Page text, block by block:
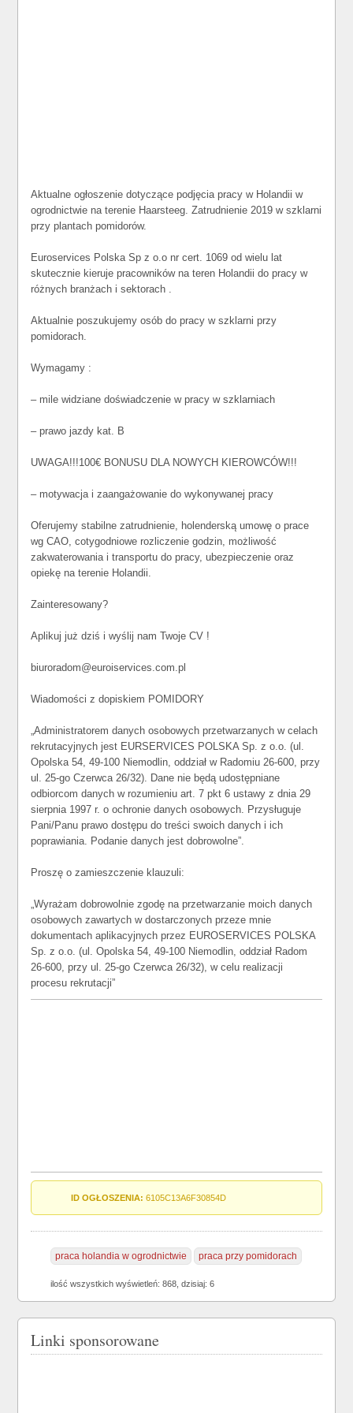
Aktualne ogłoszenie dotyczące podjęcia pracy w Holandii w
ogrodnictwie na terenie Haarsteeg. Zatrudnienie 2019 w szklarni
przy plantach pomidorów.
Euroservices Polska Sp z o.o nr cert. 1069 od wielu lat
skutecznie kieruje pracowników na teren Holandii do pracy w
różnych branżach i sektorach .
Aktualnie poszukujemy osób do pracy w szklarni przy
pomidorach.
Wymagamy :
– mile widziane doświadczenie w pracy w szklarniach
– prawo jazdy kat. B
UWAGA!!!100€ BONUSU DLA NOWYCH KIEROWCÓW!!!
– motywacja i zaangażowanie do wykonywanej pracy
Oferujemy stabilne zatrudnienie, holenderską umowę o prace
wg CAO, cotygodniowe rozliczenie godzin, możliwość
zakwaterowania i transportu do pracy, ubezpieczenie oraz
opiekę na terenie Holandii.
Zainteresowany?
Aplikuj już dziś i wyślij nam Twoje CV !
biuroradom@euroiservices.com.pl
Wiadomości z dopiskiem POMIDORY
„Administratorem danych osobowych przetwarzanych w celach
rekrutacyjnych jest EURSERVICES POLSKA Sp. z o.o. (ul.
Opolska 54, 49-100 Niemodlin, oddział w Radomiu 26-600, przy
ul. 25-go Czerwca 26/32). Dane nie będą udostępniane
odbiorcom danych w rozumieniu art. 7 pkt 6 ustawy z dnia 29
sierpnia 1997 r. o ochronie danych osobowych. Przysługuje
Pani/Panu prawo dostępu do treści swoich danych i ich
poprawiania. Podanie danych jest dobrowolne”.
Proszę o zamieszczenie klauzuli:
„Wyrażam dobrowolnie zgodę na przetwarzanie moich danych
osobowych zawartych w dostarczonych przeze mnie
dokumentach aplikacyjnych przez EUROSERVICES POLSKA
Sp. z o.o. (ul. Opolska 54, 49-100 Niemodlin, oddział Radom
26-600, przy ul. 25-go Czerwca 26/32), w celu realizacji
procesu rekrutacji”
ID OGŁOSZENIA: 6105C13A6F30854D
praca holandia w ogrodnictwie praca przy pomidorach
ilość wszystkich wyświetleń: 868, dzisiaj: 6
Linki sponsorowane